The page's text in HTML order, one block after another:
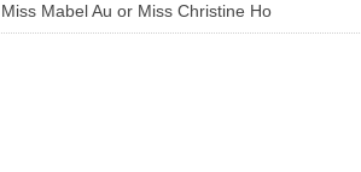
Miss Mabel Au or Miss Christine Ho